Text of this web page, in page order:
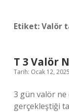
Etiket:Valör
T 3 Valör
Tarih: Ocak 12, 2025
3 gün valör ne
gerçekleştiği